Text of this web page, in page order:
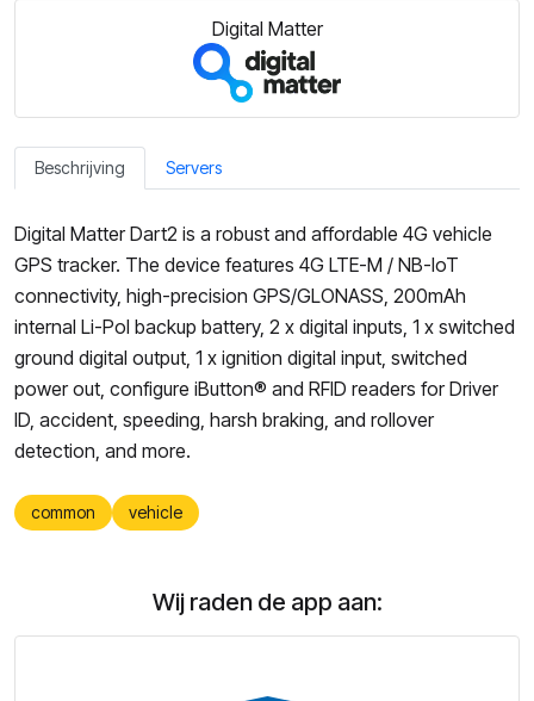
Digital Matter
Beschrijving Servers
Digital Matter Dart2 is a robust and affordable 4G vehicle
GPS tracker. The device features 4G LTE-M / NB-IoT
connectivity, high-precision GPS/GLONASS, 200mAh
internal Li-Pol backup battery, 2 x digital inputs, 1 x switched
ground digital output, 1 x ignition digital input, switched
power out, configure iButton® and RFID readers for Driver
ID, accident, speeding, harsh braking, and rollover
detection, and more.
common vehicle
Wij raden de app aan: